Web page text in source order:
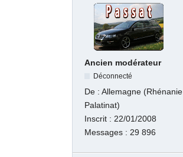
Ancien modérateur
Déconnecté
De :Allemagne (Rhénanie
Palatinat)
Inscrit :22/01/2008
Messages :29 896